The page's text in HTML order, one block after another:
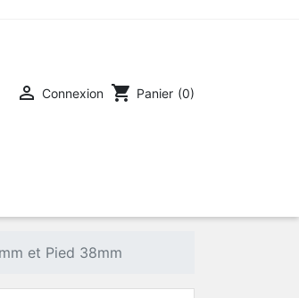
 Connexion shopping_cart Panier (0)
et Pied 38mm